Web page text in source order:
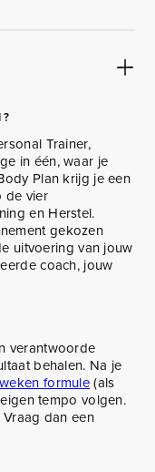
Trainer,
in één, waar je
Plan krijg je een
de vier
en Herstel.
gekozen
uitvoering van jouw
coach, jouw
verantwoorde
behalen. Na je
formule(als
tempo volgen.
dan een